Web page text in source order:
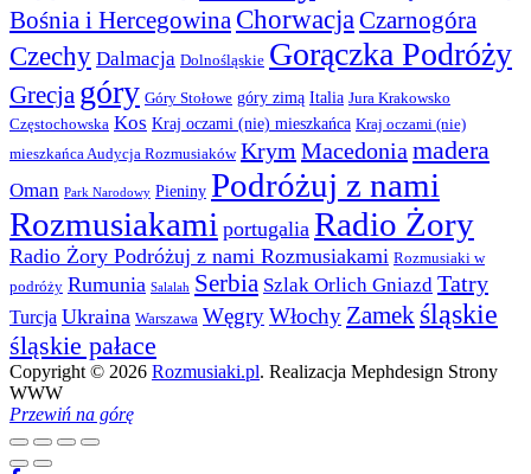
Bośnia i Hercegowina ChorwacjaCzarnogóra
Czechy Dalmacja Dolnośląskie Gorączka Podróży
Grecja góry Góry Stołowe góry zimą Italia Jura Krakowsko
Częstochowska Kos Kraj oczami (nie) mieszkańca Kraj oczami (nie)
mieszkańca Audycja Rozmusiaków Krym Macedonia madera
Oman Park Narodowy Pieniny Podróżuj z nami
Rozmusiakami portugalia Radio Żory
Radio Żory Podróżuj z nami Rozmusiakami Rozmusiaki w
podróży Rumunia Salalah Serbia Szlak Orlich Gniazd Tatry
Turcja Ukraina Warszawa WęgryWłochy Zamek śląskie
śląskie pałace
Copyright © 2026 Rozmusiaki.pl. Realizacja Mephdesign Strony
WWW
Przewiń na górę